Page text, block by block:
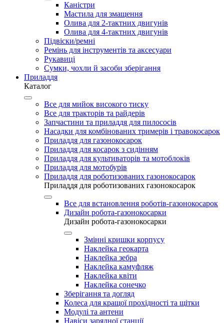
Каністри
Мастила для змащення
Олива для 2-тактних двигунів
Олива для 4-тактних двигунів
Підвіски/ремні
Ремінь для інструментів та аксесуари
Рукавиці
Сумки, чохли й засоби зберігання
Приладдя
Каталог
Все для мийок високого тиску
Все для тракторів та райдерів
Запчастини та приладдя для пилососів
Насадки для комбінованих тримерів і травокосарок
Приладдя для газонокосарок
Приладдя для косарок з сидінням
Приладдя для культиваторів та мотоблоків
Приладдя для мотобурів
Приладдя для роботизованих газонокосарок
Приладдя для роботизованих газонокосарок
Все для встановлення роботів-газонокосарок
Дизайн робота-газонокосарки
Дизайн робота-газонокосарки
Змінні кришки корпусу
Наклейка геокарта
Наклейка зебра
Наклейка камуфляж
Наклейка квіти
Наклейка сонечко
Зберігання та догляд
Колеса для кращої прохідності та щітки
Модулі та антени
Навіси зарядної станції